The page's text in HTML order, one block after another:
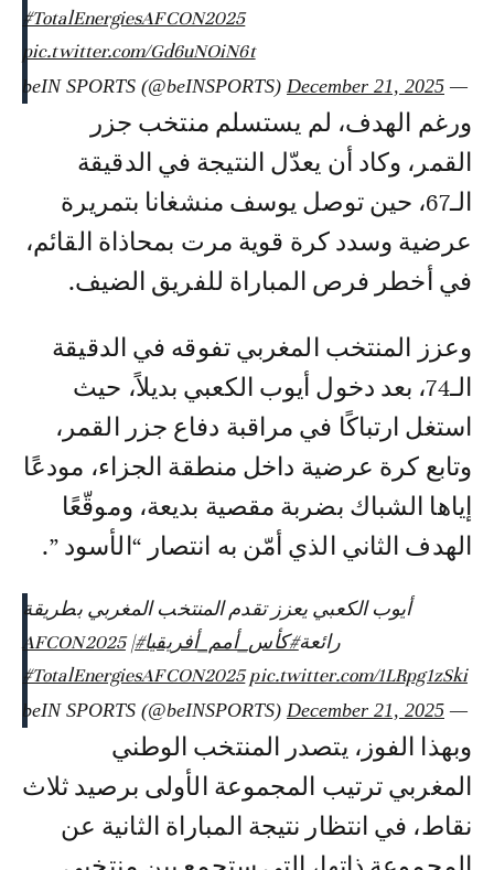
#TotalEnergiesAFCON2025
pic.twitter.com/Gd6uNOiN6t
— beIN SPORTS (@beINSPORTS)
December 21, 2025
ورغم الهدف، لم يستسلم منتخب جزر
القمر، وكاد أن يعدّل النتيجة في الدقيقة
الـ67، حين توصل يوسف منشغانا بتمريرة
عرضية وسدد كرة قوية مرت بمحاذاة القائم،
في أخطر فرص المباراة للفريق الضيف.
وعزز المنتخب المغربي تفوقه في الدقيقة
الـ74، بعد دخول أيوب الكعبي بديلاً، حيث
استغل ارتباكًا في مراقبة دفاع جزر القمر،
وتابع كرة عرضية داخل منطقة الجزاء، مودعًا
إياها الشباك بضربة مقصية بديعة، وموقّعًا
الهدف الثاني الذي أمّن به انتصار “الأسود ”.
أيوب الكعبي يعزز تقدم المنتخب المغربي بطريقة
رائعة#كأس_أمم_أفريقيا#AFCON2025
|
#TotalEnergiesAFCON2025 pic.twitter.com/1LRpg1zSki
— beIN SPORTS (@beINSPORTS)
December 21, 2025
وبهذا الفوز، يتصدر المنتخب الوطني
المغربي ترتيب المجموعة الأولى برصيد ثلاث
نقاط، في انتظار نتيجة المباراة الثانية عن